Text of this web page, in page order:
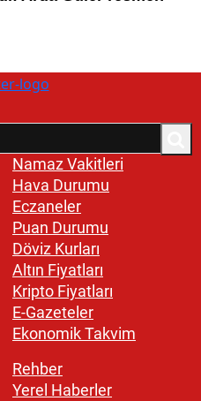
Namaz Vakitleri
Hava Durumu
Eczaneler
Puan Durumu
Döviz Kurları
Altın Fiyatları
Kripto Fiyatları
E-Gazeteler
Ekonomik Takvim
Rehber
Yerel Haberler